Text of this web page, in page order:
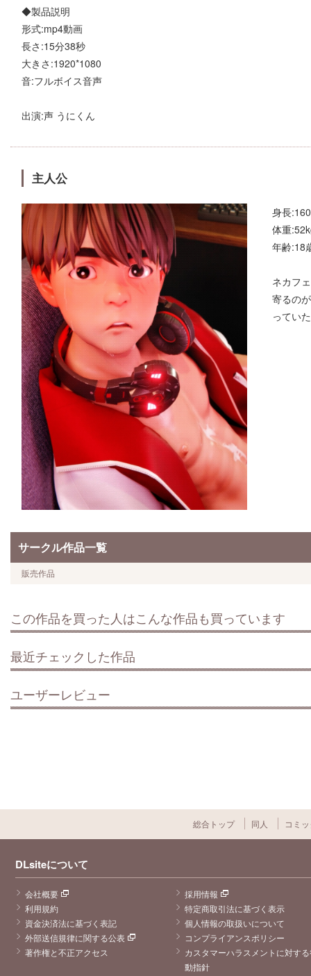
◆製品説明
形式:mp4動画
長さ:15分38秒
大きさ:1920*1080
音:フルボイス音声
出演:声 うにくん
主人公
身長
体重
年齢:18
ネカフ
寄るの
ってい
サークル作品一覧
販売作品
この作品を買った人はこんな作品も買っています
最近チェックした作品
ユーザーレビュー
総合トップ 同人 コミ
DLsiteについて
会社概要
採用情報
利用規約
特定商取引法に基づく表示
資金決済法に基づく表記
個人情報の取扱いについて
外部送信規律に関する公表
コンプライアンスポリシー
著作権と不正アクセス
カスタマーハラスメントに対す
動指針